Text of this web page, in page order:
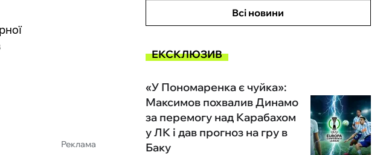
Реклама
Всі новини
ЕКСКЛЮЗИВ
«У Пономаренка є чуйка»:
Максимов похвалив Динамо
за перемогу над Карабахом
у ЛК і дав прогноз на гру в
Баку